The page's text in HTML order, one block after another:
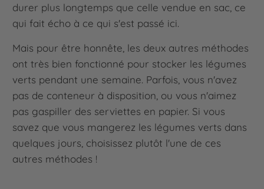
durer plus longtemps que celle vendue en sac, ce
qui fait écho à ce qui s'est passé ici.
Mais pour être honnête, les deux autres méthodes
ont très bien fonctionné pour stocker les légumes
verts pendant une semaine. Parfois, vous n'avez
pas de conteneur à disposition, ou vous n'aimez
pas gaspiller des serviettes en papier. Si vous
savez que vous mangerez les légumes verts dans
quelques jours, choisissez plutôt l'une de ces
autres méthodes !